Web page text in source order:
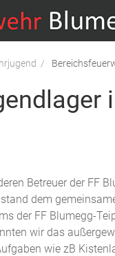
Betreuer der FF
dem
der FF Blumegg-
wir das
wie zB